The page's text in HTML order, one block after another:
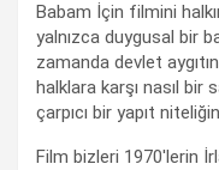
Babam İçin filmini
yalnızca duygusal bir
zamanda devlet
halklara karşı nasıl bir
çarpıcı bir yapıt
Film bizleri 1970'lerin